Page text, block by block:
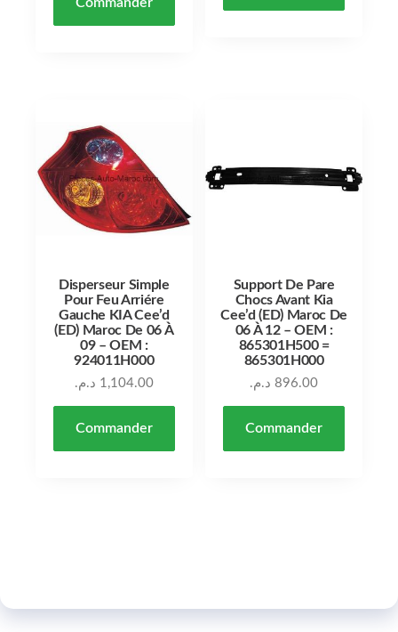
Disperseur Simple
Pour Feu Arriére
Gauche KIA Cee’d
(ED) Maroc De 06 À
09 – OEM :
924011H000
1,104.00 د.م.
Commander
Support De Pare
Chocs Avant Kia
Cee’d (ED) Maroc De
06 À 12 – OEM :
865301H500 =
865301H000
896.00 د.م.
Commander